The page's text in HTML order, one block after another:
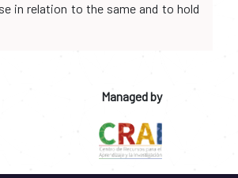
in relation to the same and to hold
Managed by